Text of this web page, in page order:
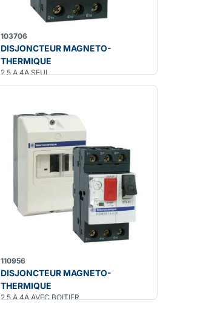
103706
DISJONCTEUR MAGNETO-
THERMIQUE
2,5 A 4A SEUL
110956
DISJONCTEUR MAGNETO-
THERMIQUE
2,5 A 4A AVEC BOITIER